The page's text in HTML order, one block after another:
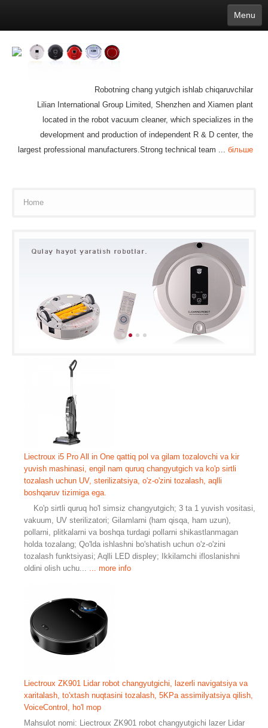
Menu
Deutsch
Português 日本語
Română Mongolian bāṅlā Norsk
Türkçe
Ўзбек тили
india Tiếng Việt íslenska Estonia
Bulgarian
Ukrainian
Slovenčina
Robotning chang yutgich ishlab chiqaruvchilar
Lilian International Group Limited, Shenzhen and Xiamen plant
located in the robot vacuum cleaner, which specializes in the
development and production of independent R & D center, the
largest professional manufacturers.Strong technical team ... більше
Home
Liectroux i5 Pro All in One qattiq pol va gilam tozalovchi va kir
yuvish mashinasi, engil nam quruq changyutgich va ko'p sirtli
tozalash uchun UV, sterilizatsiya, o'z-o'zini tozalash, aqlli
boshqaruv tizimiga ega.
Ko'p sirtli quruq ho'l simsiz changyutgich; 3 ta 1 yuvish vositasi,
vakuum, UV sterilizatori; Gilamlarni (ham qisqa, ham uzun),
pollarni, plitkalarni va boshqa turdagi pollarni shikastlanmagan
holda tozalang; Qo'lda ishlashni bo'shatish uchun o'z-o'zini
tozalash funktsiyasi; Aqlli LED displey; Ikkilamchi ifloslanishni
oldini olish uchu...
... more info
Liectroux ZK901 Lidar robot changyutgichi, lazerli navigatsiya va
xaritalash, to'xtash nuqtasini tozalash, 5KPa assimilyatsiya qilish,
VoiceControl, ho'l mop
Mahsulot nomi: Liectroux ZK901 robot changyutgichi lazer Lidar